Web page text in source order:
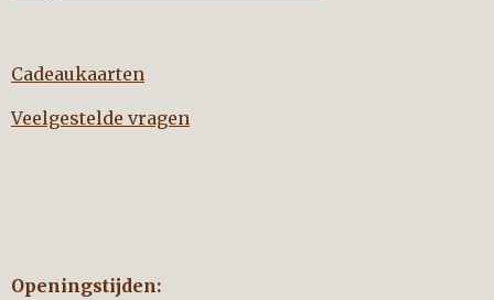
Cadeaukaarten
Veelgestelde vragen
Openingstijden: